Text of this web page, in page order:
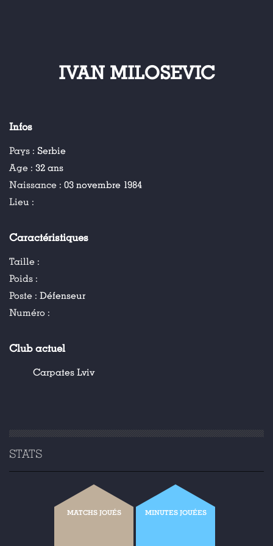
IVAN MILOSEVIC
Infos
Pays : Serbie
Age : 32 ans
Naissance : 03 novembre 1984
Lieu :
Caractéristiques
Taille :
Poids :
Poste : Défenseur
Numéro :
Club actuel
Carpates Lviv
STATS
MATCHS JOUÉS MINUTES JOUÉES